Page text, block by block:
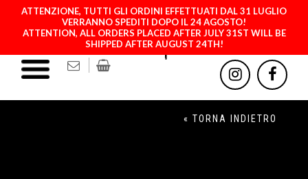
ATTENZIONE, TUTTI GLI ORDINI EFFETTUATI DAL 31 LUGLIO
VERRANNO SPEDITI DOPO IL 24 AGOSTO!
ATTENTION, ALL ORDERS PLACED AFTER JULY 31ST WILL BE
SHIPPED AFTER AUGUST 24TH!
« TORNA INDIETRO